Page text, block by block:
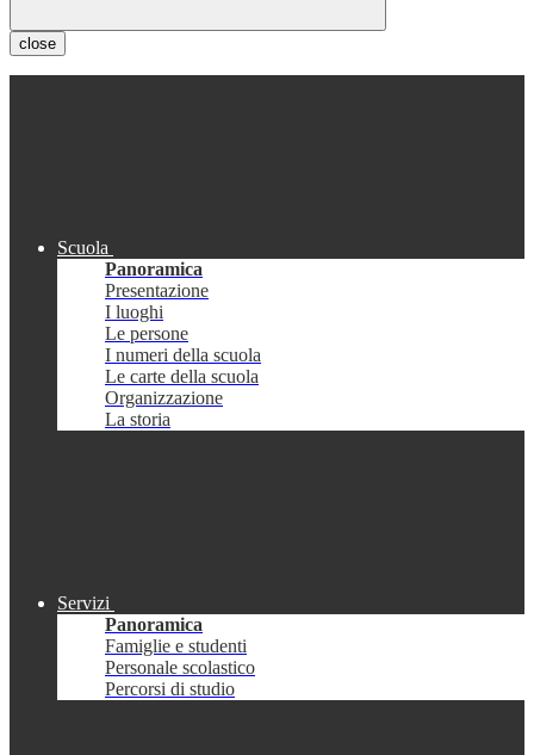
close
Scuola
Panoramica
Presentazione
I luoghi
Le persone
I numeri della scuola
Le carte della scuola
Organizzazione
La storia
Servizi
Panoramica
Famiglie e studenti
Personale scolastico
Percorsi di studio